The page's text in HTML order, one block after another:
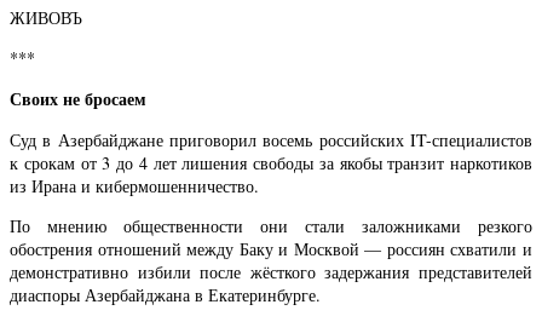
ЖИВОВЪ
***
Своих не бросаем
Суд в Азербайджане приговорил восемь российских IT-специалистов
к срокам от 3 до 4 лет лишения свободы за якобы транзит наркотиков
из Ирана и кибермошенничество.
По мнению общественности они стали заложниками резкого
обострения отношений между Баку и Москвой — россиян схватили и
демонстративно избили после жёсткого задержания представителей
диаспоры Азербайджана в Екатеринбурге.